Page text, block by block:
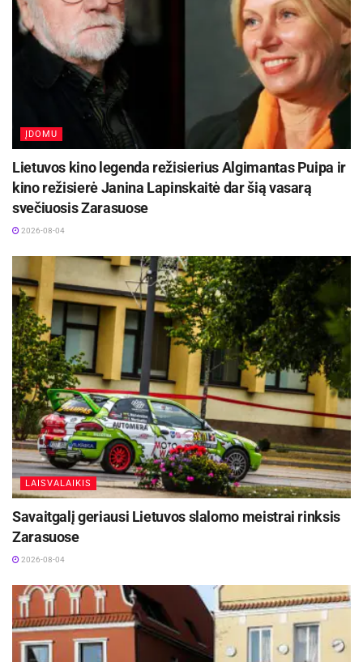
234.
Biržų rajono savivaldybės informacija
ĮDOMU
Lietuvos kino legenda režisierius Algimantas Puipa ir
kino režisierė Janina Lapinskaitė dar šią vasarą
svečiuosis Zarasuose
2026-08-04
LAISVALAIKIS
Savaitgalį geriausi Lietuvos slalomo meistrai rinksis
Zarasuose
2026-08-04